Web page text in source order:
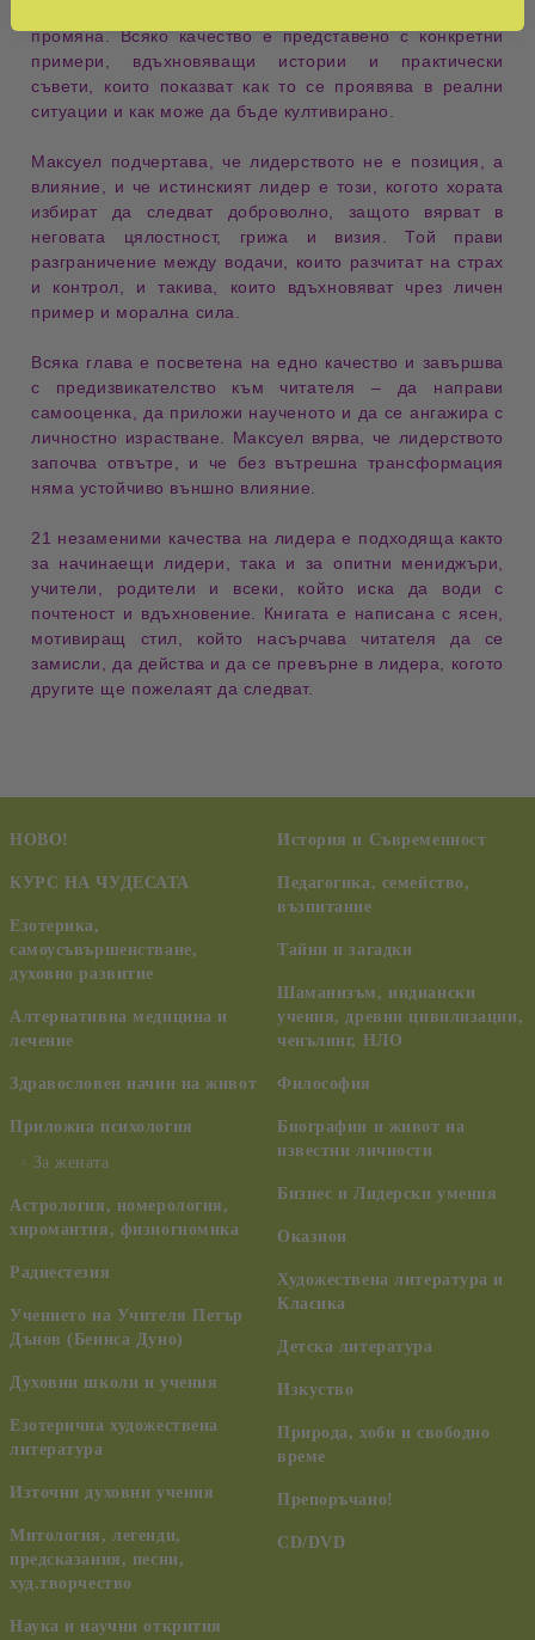
промяна. Всяко качество е представено сконкретни
примери
вдъхновяващи истории и практически
съвети , които показват как то се проявява в реални
ситуации и как може да бъде култивирано.
Максуел подчертава, че лидерството не е позиция, а
влияние
, и че истинският лидер е този, когото хората
избират да следват доброволно , защото вярват в
неговата цялостност, грижа и визия
. Той прави
разграничение между водачи, които разчитат на страх
и контрол
, и такива, които вдъхновяват чрез личен
пример и морална сила
Всяка глава е посветена на едно качество и завършва
с предизвикателство към читателя
– да направи
самооценка, да приложи наученото и да се ангажира с
личностно израстване . Максуел вярва, че лидерството
започва отвътре
, и че без вътрешна трансформация
няма устойчиво външно влияние.
21 незаменими качества на лидера е подходяща както
за начинаещи лидери , така и заопитни мениджъри
учители
родители и всеки, който иска да води с
почтеност и вдъхновение . Книгата е написана с ясен,
мотивиращ стил
, който насърчава читателя да се
замисли, да действа и да се превърне в лидера, когото
другите ще пожелаят да следват.
НОВО!
КУРС НА ЧУДЕСАТА
Езотерика,
самоусъвършенстване,
духовно развитие
Алтернативна медицина и
лечение
Здравословен начин на живот
Приложна психология
За жената
Астрология, номерология,
хиромантия, физиогномика
Радиестезия
Учението на Учителя Петър
Дънов (Беинса Дуно)
Духовни школи и учения
Езотерична художествена
литература
Източни духовни учения
Митология, легенди,
предсказания, песни,
худ.творчество
Наука и научни открития
История и Съвременност
Педагогика, семейство,
възпитание
Тайни и загадки
Шаманизъм, индиански
учения, древни цивилизации,
ченълинг, НЛО
Философия
Биографии и живот на
известни личности
Бизнес и Лидерски умения
Оказион
Художествена литература и
Класика
Детска литература
Изкуство
Природа, хоби и свободно
време
Препоръчано!
CD/DVD